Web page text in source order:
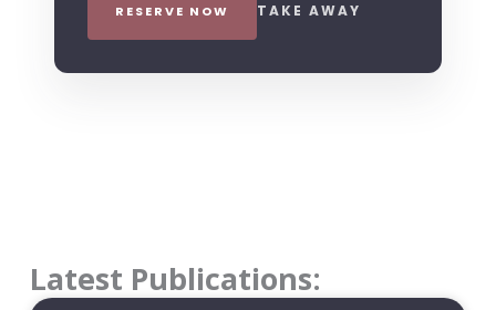
RESERVE NOW TAKE AWAY
Latest Publications: